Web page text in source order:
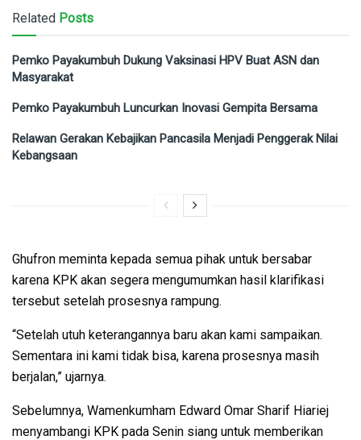
Related Posts
Pemko Payakumbuh Dukung Vaksinasi HPV Buat ASN dan
Masyarakat
Pemko Payakumbuh Luncurkan Inovasi Gempita Bersama
Relawan Gerakan Kebajikan Pancasila Menjadi Penggerak Nilai
Kebangsaan
Ghufron meminta kepada semua pihak untuk bersabar
karena KPK akan segera mengumumkan hasil klarifikasi
tersebut setelah prosesnya rampung.
“Setelah utuh keterangannya baru akan kami sampaikan.
Sementara ini kami tidak bisa, karena prosesnya masih
berjalan,” ujarnya.
Sebelumnya, Wamenkumham Edward Omar Sharif Hiariej
menyambangi KPK pada Senin siang untuk memberikan